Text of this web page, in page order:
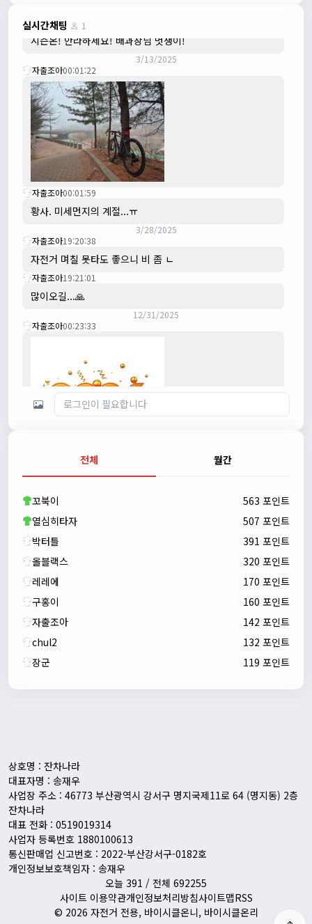
실시간채팅 1
JIWOON23:26:13
시즌온! 안라하세요! 배과장님 멋쟁이!
3/13/2025
자출조아00:01:22
자출조아00:01:59
황사. 미세먼지의 계절...ㅠ
3/28/2025
자출조아19:20:38
자전거 며칠 못타도 좋으니 비 좀 ㄴ
자출조아19:21:01
많이오길...🙏
12/31/2025
자출조아00:23:33
새해 복많이 받으세요!!
자출조아00:23:55
새해 복많이 받으세요!!
전체 월간
꼬북이
563 포인트
열심히타자
507 포인트
박터틀
391 포인트
올블랙스
320 포인트
레레에
170 포인트
구홍이
160 포인트
자출조아
142 포인트
chul2
132 포인트
장군
119 포인트
상호명 : 잔차나라
대표자명 : 송재우
사업장 주소 : 46773 부산광역시 강서구 명지국제11로 64 (명지동) 2층
잔차나라
대표 전화 : 0519019314
사업자 등록번호 1880100613
통신판매업 신고번호 : 2022-부산강서구-0182호
개인정보보호책임자 : 송재우
오늘 391 / 전체 692255
사이트 이용약관개인정보처리방침사이트맵RSS
© 2026 자전거 전용, 바이시클온니, 바이시클온리